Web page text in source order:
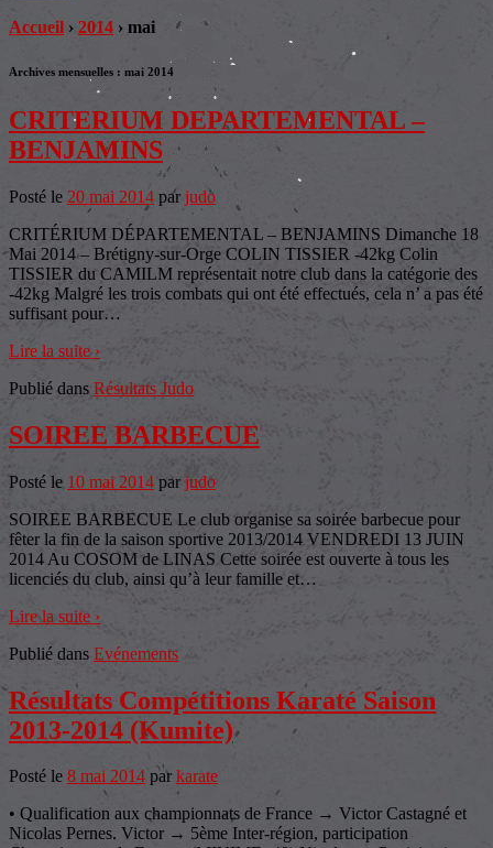
Accueil › 2014 › mai
Archives mensuelles : mai 2014
CRITERIUM DEPARTEMENTAL –
BENJAMINS
Posté le 20 mai 2014 par judo
CRITÉRIUM DÉPARTEMENTAL – BENJAMINS Dimanche 18
Mai 2014 – Brétigny-sur-Orge COLIN TISSIER -42kg Colin
TISSIER du CAMILM représentait notre club dans la catégorie des
-42kg Malgré les trois combats qui ont été effectués, cela n’ a pas été
suffisant pour…
Lire la suite ›
Publié dans Résultats Judo
SOIREE BARBECUE
Posté le 10 mai 2014 par judo
SOIREE BARBECUE Le club organise sa soirée barbecue pour
fêter la fin de la saison sportive 2013/2014 VENDREDI 13 JUIN
2014 Au COSOM de LINAS Cette soirée est ouverte à tous les
licenciés du club, ainsi qu’à leur famille et…
Lire la suite ›
Publié dans Evénements
Résultats Compétitions Karaté Saison
2013-2014 (Kumite)
Posté le 8 mai 2014 par karate
• Qualification aux championnats de France → Victor Castagné et
Nicolas Pernes. Victor → 5ème Inter-région, participation